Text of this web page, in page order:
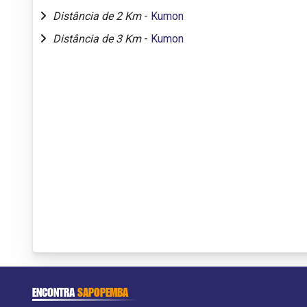
Distância de 2 Km - Kumon
Distância de 3 Km - Kumon
ENCONTRASAPOPEMBA